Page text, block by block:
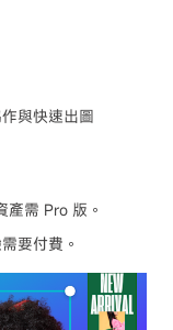
與快速出圖
產需 Pro 版。
要付費。